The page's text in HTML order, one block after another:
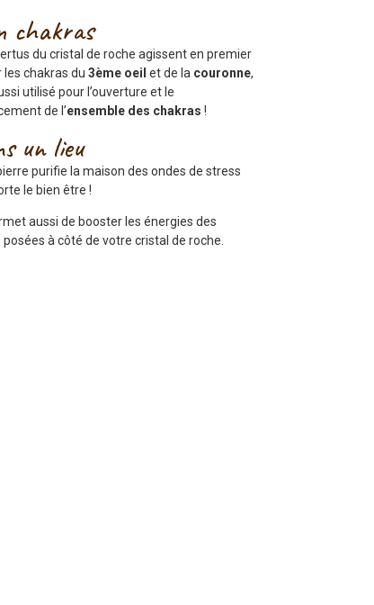
chakras
du cristal de roche agissent en premier
les chakras du3ème oeil et de la couronne,
utilisé pour l’ouverture et le
de l’ensemble des chakras !
un lieu
purifie la maison des ondes de stress
le bien être !
aussi de booster les énergies des
posées à côté de votre cristal de roche.